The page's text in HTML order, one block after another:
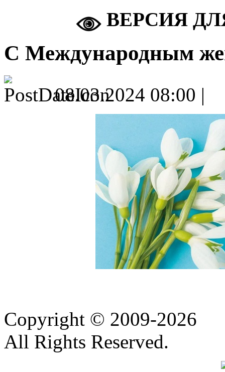
ВЕРСИЯ
С Международным
08.03.2024 08:00 |
Copyright © 2009-2026
All Rights Reserved.